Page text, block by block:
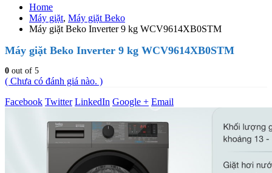
Home
Máy giặt, Máy giặt Beko
Máy giặt Beko Inverter 9 kg WCV9614XB0STM
Máy giặt Beko Inverter 9 kg WCV9614XB0STM
0 out of 5
( Chưa có đánh giá nào. )
Facebook Twitter LinkedIn Google + Email